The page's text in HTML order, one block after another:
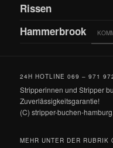
Rissen
Hammerbrook
24H HOTLINE 069 – 971
Stripperinnen und Stripper
Zuverlässigkeitsgarantie!
(C) stripper-buchen-
MEHR UNTER DER RUBRIK